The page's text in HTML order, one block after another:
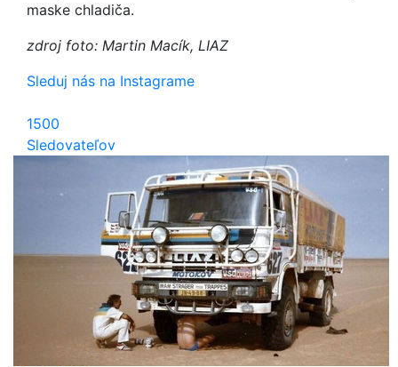
maske chladiča.
zdroj foto: Martin Macík, LIAZ
Sleduj nás na Instagrame
1500
Sledovateľov